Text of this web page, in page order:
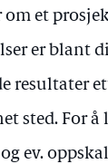
et
er blant
resultater
sted. For
ev.